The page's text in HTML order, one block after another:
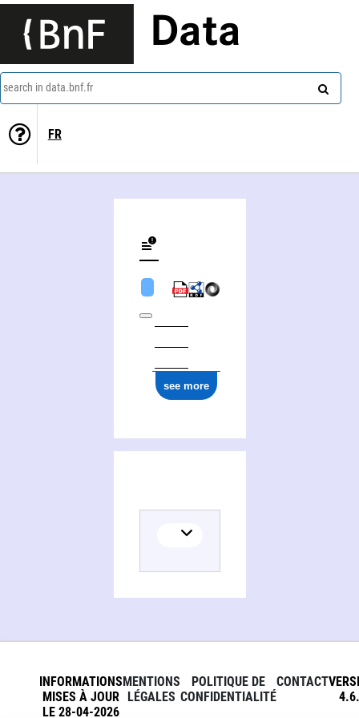
Data
search in data.bnf.fr
FR
see more
INFORMATIONS
MISES À JOUR
LE 28-04-2026
MENTIONS
LÉGALES
POLITIQUE DE
CONFIDENTIALITÉ
CONTACT